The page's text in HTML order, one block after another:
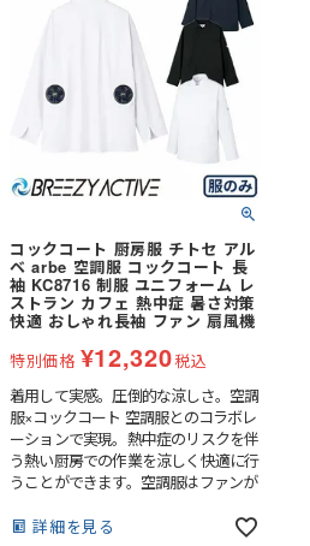
コックコート 厨房服 チトセ アル
ベ arbe 空調服 コックコート 長
袖 KC8716 制服 ユニフォーム レ
ストラン カフェ 熱中症 暑さ対策
快適 おしゃれ長袖 ファン 扇風機
特別価格 ¥12,320税込
着用して実感。圧倒的な涼しさ。空調
服×コックコート 空調服とのコラボレ
ーションで実現。熱中症のリスクを伴
う熱い厨房での作業を涼しく快適に行
うことができます。空調服はファンが
と体の間を平行に流れます。その過程
詳細を見る